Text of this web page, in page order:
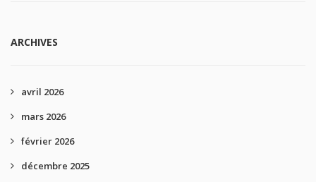
ARCHIVES
avril 2026
mars 2026
février 2026
décembre 2025